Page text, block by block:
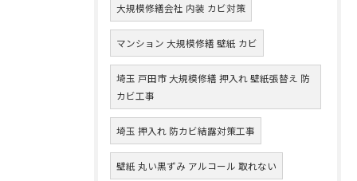
大規模修繕会社 内装 カビ対策
マンション 大規模修繕 壁紙 カビ
埼玉 戸田市 大規模修繕 押入れ 壁紙張替え 防
カビ工事
埼玉 押入れ 防カビ結露対策工事
壁紙 丸い黒ずみ アルコール 取れない